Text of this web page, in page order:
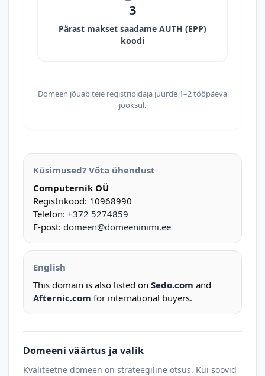
3
Pärast makset saadame AUTH (EPP)
koodi
Domeen jõuab teie registripidaja juurde 1–2 tööpäeva
jooksul.
Küsimused? Võta ühendust
Computernik OÜ
Registrikood: 10968990
Telefon: +372 5274859
E-post: domeen@domeeninimi.ee
English
This domain is also listed on Sedo.com and
Afternic.com for international buyers.
Domeeni väärtus ja valik
Kvaliteetne domeen on strateegiline otsus. Kui soovid